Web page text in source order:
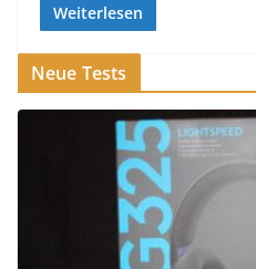
Weiterlesen
Neue Tests